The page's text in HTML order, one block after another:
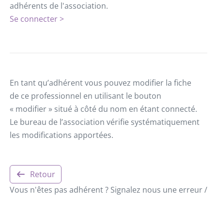
adhérents de l'association.
Se connecter >
En tant qu’adhérent vous pouvez modifier la fiche
de ce professionnel en utilisant le bouton
« modifier » situé à côté du nom en étant connecté.
Le bureau de l’association vérifie systématiquement
les modifications apportées.
Retour
Vous n'êtes pas adhérent ? Signalez nous une erreur /